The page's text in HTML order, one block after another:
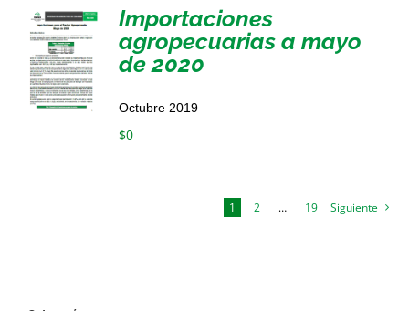
Importaciones
agropecuarias a mayo
de 2020
Octubre 2019
$0
1 2 … 19 Siguiente